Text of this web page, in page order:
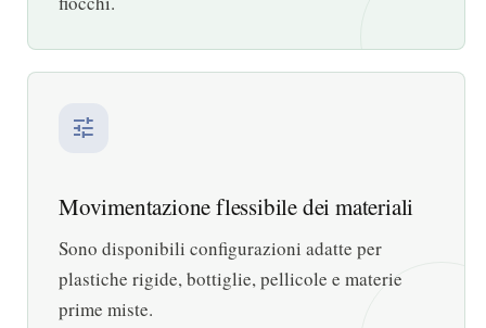
tune
Movimentazione flessibile dei materiali
Sono disponibili configurazioni adatte per
plastiche rigide, bottiglie, pellicole e materie
prime miste.